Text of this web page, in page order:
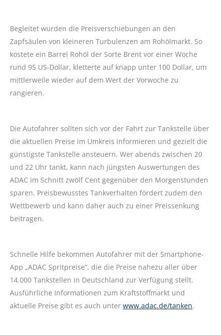
Begleitet wurden die Preisverschiebungen an den
Zapfsäulen von kleineren Turbulenzen am Rohölmarkt. So
kostete ein Barrel Rohöl der Sorte Brent vor einer Woche
rund 95 US-Dollar, kletterte auf knapp unter 100 Dollar, um
mittlerweile wieder auf dem Wert der Vorwoche zu
rangieren.
Die Autofahrer sollten sich vor der Fahrt zur Tankstelle über
die aktuellen Preise im Umkreis informieren und gezielt die
günstigste Tankstelle ansteuern. Wer abends zwischen 20
und 22 Uhr tankt, kann nach jüngsten Auswertungen des
ADAC im Schnitt zwölf Cent gegenüber den Morgenstunden
sparen. Preisbewusstes Tankverhalten fördert zudem den
Wettbewerb und kann daher auch zu einer Preissenkung
beitragen.
Schnelle Hilfe bekommen Autofahrer mit der Smartphone-
App „ADAC Spritpreise“, die die Preise nahezu aller über
14.000 Tankstellen in Deutschland zur Verfügung stellt.
Ausführliche Informationen zum Kraftstoffmarkt und
aktuelle Preise gibt es auch unter www.adac.de/tanken.